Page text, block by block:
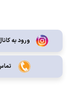
ورود به